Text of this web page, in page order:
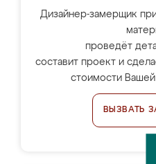
Дизайнер-замерщик
проведёт
составит проект и
стоимости
ВЫЗВАТЬ